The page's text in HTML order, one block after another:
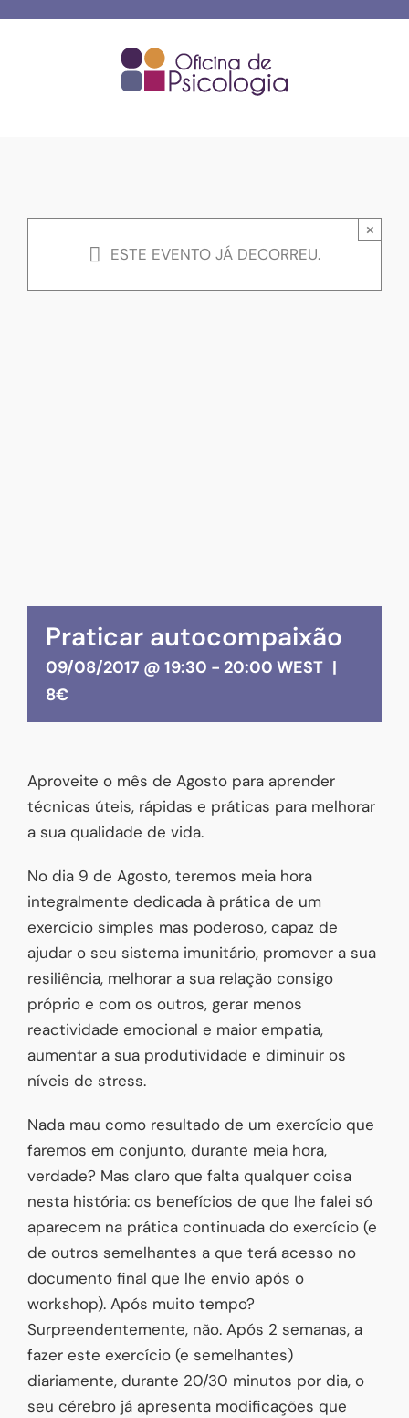
ESTE EVENTO JÁ DECORREU.
×
Praticar autocompaixão
09/08/2017 @ 19:30 - 20:00 WEST |
8€
Aproveite o mês de Agosto para aprender
técnicas úteis, rápidas e práticas para melhorar
a sua qualidade de vida.
No dia 9 de Agosto, teremos meia hora
integralmente dedicada à prática de um
exercício simples mas poderoso, capaz de
ajudar o seu sistema imunitário, promover a sua
resiliência, melhorar a sua relação consigo
próprio e com os outros, gerar menos
reactividade emocional e maior empatia,
aumentar a sua produtividade e diminuir os
níveis de stress.
Nada mau como resultado de um exercício que
faremos em conjunto, durante meia hora,
verdade? Mas claro que falta qualquer coisa
nesta história: os benefícios de que lhe falei só
aparecem na prática continuada do exercício (e
de outros semelhantes a que terá acesso no
documento final que lhe envio após o
workshop). Após muito tempo?
Surpreendentemente, não. Após 2 semanas, a
fazer este exercício (e semelhantes)
diariamente, durante 20/30 minutos por dia, o
seu cérebro já apresenta modificações que